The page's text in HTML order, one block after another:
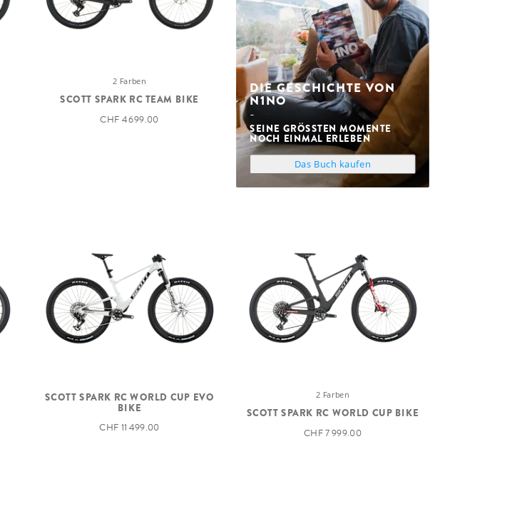
2 Farben
SCOTT SPARK RC TEAM BIKE
CHF 4 699.00
DIE GESCHICHTE VON
N1NO
SEINE GRÖSSTEN MOMENTE N
OCH EINMAL ERLEBEN
Das Buch kaufen
SCOTT SPARK RC WORLD CUP EVO
BIKE
CHF 11 499.00
2 Farben
SCOTT SPARK RC WORLD CUP BIKE
CHF 7 999.00